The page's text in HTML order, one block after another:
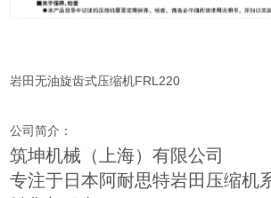
岩田无油旋齿式压缩机FRL220
公司简介：
筑坤机械（上海）有限公司
专注于日本阿耐思特岩田压缩机